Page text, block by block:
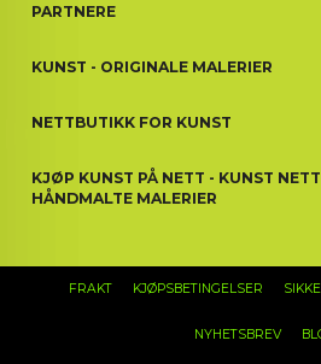
PARTNERE
KUNST - ORIGINALE MALERIER
NETTBUTIKK FOR KUNST
KJØP KUNST PÅ NETT - KUNST
HÅNDMALTE MALERIER
FRAKT KJØPSBETINGELSER
NYHETSBREV